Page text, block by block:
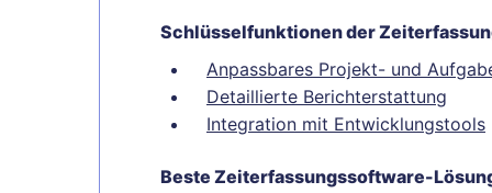
Schlüsselfunktionen der
Anpassbares Projekt- und
Detaillierte Berichterstattung
Integration mit Entwicklungstools
Beste Zeiterfassungssoftware-